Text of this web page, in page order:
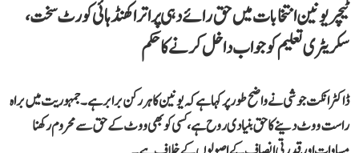
ٹیچر یونین انتخابات میں حق رائے دہی پر اتراکھنڈ ہائی کورٹ سخت،
سکریٹری تعلیم کو جواب داخل کرنے کا حکم
ڈاکٹر انکت جوشی نے واضح طور پر کہا ہے کہ یونین کا ہر رکن برابرہے۔ جمہوریت میں براہ
راست ووٹ دینے کا حق بنیادی روح ہے، کسی کو بھی ووٹ کے حق سے محروم رکھنا